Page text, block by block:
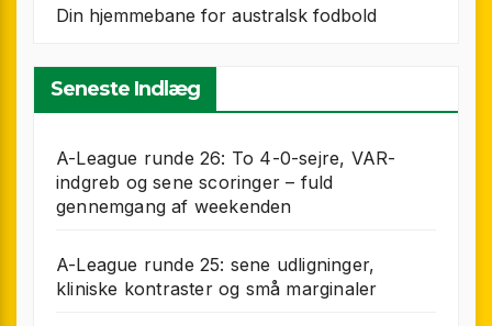
Din hjemmebane for australsk fodbold
Seneste Indlæg
A-League runde 26: To 4-0-sejre, VAR-
indgreb og sene scoringer – fuld
gennemgang af weekenden
A-League runde 25: sene udligninger,
kliniske kontraster og små marginaler